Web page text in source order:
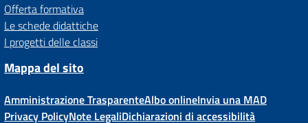
Offerta formativa
Le schede didattiche
I progetti delle classi
Mappa del sito
Amministrazione TrasparenteAlbo onlineInvia una MAD
Privacy PolicyNote LegaliDichiarazioni di accessibilità